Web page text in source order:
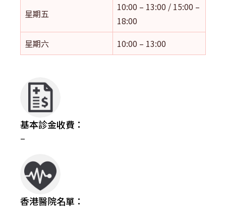
星期五
10:00 – 13:00 / 15:00 –
18:00
星期六
10:00 – 13:00
基本診金收費：
–
香港醫院名單：